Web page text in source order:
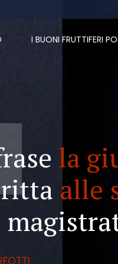
I BUONI FRUTTIFERI
la
alle